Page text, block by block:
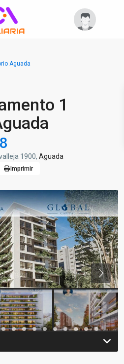
Aguada
1
1900, Aguada
Imprimir